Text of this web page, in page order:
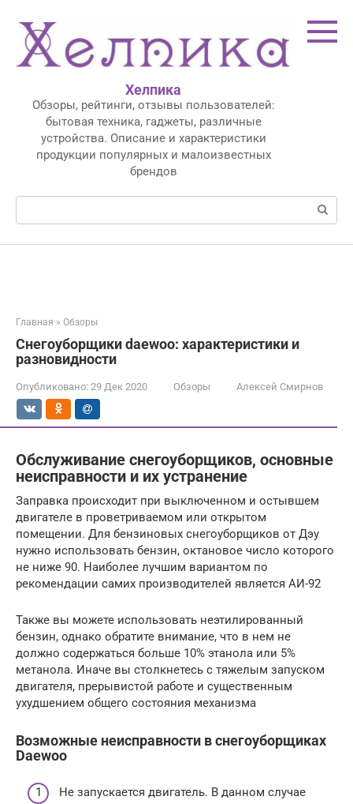
контенту
Хелпика
Обзоры, рейтинги, отзывы пользователей:
бытовая техника, гаджеты, различные
устройства. Описание и характеристики
продукции популярных и малоизвестных
брендов
Поиск:
Главная » Обзоры
Снегоуборщики daewoo: характеристики и
разновидности
Опубликовано: 29 Дек 2020 Обзоры Алексей Смирнов
Обслуживание снегоуборщиков, основные
неисправности и их устранение
Заправка происходит при выключенном и остывшем
двигателе в проветриваемом или открытом
помещении. Для бензиновых снегоуборщиков от Дэу
нужно использовать бензин, октановое число которого
не ниже 90. Наиболее лучшим вариантом по
рекомендации самих производителей является АИ-92
Также вы можете использовать неэтилированный
бензин, однако обратите внимание, что в нем не
должно содержаться больше 10% этанола или 5%
метанола. Иначе вы столкнетесь с тяжелым запуском
двигателя, прерывистой работе и существенным
ухудшением общего состояния механизма
Возможные неисправности в снегоуборщиках
Daewoo
Не запускается двигатель. В данном случае